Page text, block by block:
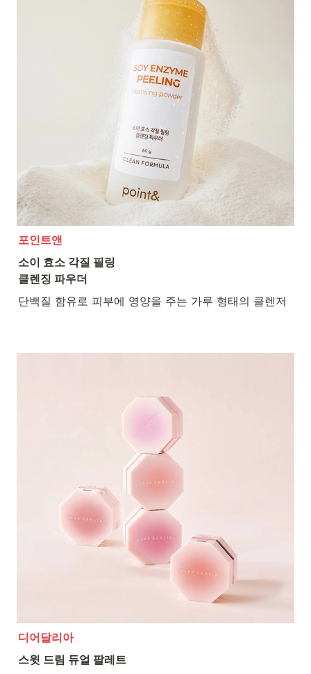
포인트앤
소이 효소 각질 필링
클렌징 파우더
단백질 함유로 피부에 영양을 주는 가루 형태의 클렌저
디어달리아
스윗 드림 듀얼 팔레트